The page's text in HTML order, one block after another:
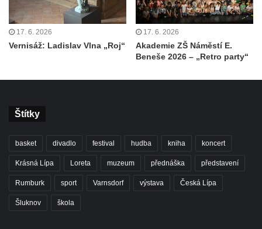
17. 6. 2026
Vernisáž: Ladislav Vlna „Roj“
17. 6. 2026
Akademie ZŠ Náměstí E.
Beneše 2026 – „Retro party“
Štítky
basket divadlo festival hudba kniha koncert
Krásná Lípa Loreta muzeum přednáška představení
Rumburk sport Varnsdorf výstava Česká Lípa
Šluknov škola